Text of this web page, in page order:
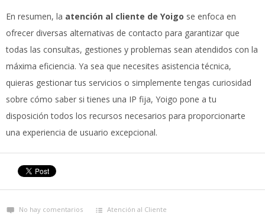
En resumen, la atención al cliente de Yoigo se enfoca en
ofrecer diversas alternativas de contacto para garantizar que
todas las consultas, gestiones y problemas sean atendidos con la
máxima eficiencia. Ya sea que necesites asistencia técnica,
quieras gestionar tus servicios o simplemente tengas curiosidad
sobre cómo saber si tienes una IP fija, Yoigo pone a tu
disposición todos los recursos necesarios para proporcionarte
una experiencia de usuario excepcional.
No hay comentarios Atención al Cliente